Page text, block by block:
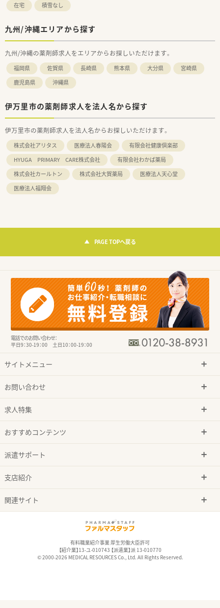
在宅
積雪なし
九州/沖縄エリアから探す
九州/沖縄の薬剤師求人をエリアからお探しいただけます。
福岡県 佐賀県 長崎県 熊本県 大分県
宮崎県
鹿児島県
沖縄県
伊万里市の薬剤師求人を法人名から探す
伊万里市の薬剤師求人を法人名からお探しいただけます。
株式会社アリタス 医療法人春陽会
有限会社健康倶楽部
HYUGA PRIMARY CARE株式会社
有限会社わかば薬局
株式会社カールトン
株式会社大賀薬局
医療法人天心堂
医療法人福翔会
PAGE TOPへ戻る
電話でのお問い合わせ：
平日9：30-19：00 土日10：00-19：00
サイトメニュー
お問い合わせ
求人特集
おすすめコンテンツ
派遣サポート
支店紹介
関連サイト
有料職業紹介事業 厚生労働大臣許可
【紹介業】13-ユ-010743 【派遣業】派 13-010770
© 2000-2026 MEDICAL RESOURCES Co., Ltd. All Rights Reserved.